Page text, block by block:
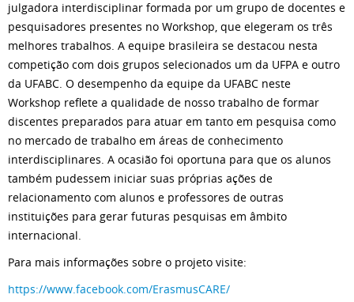
julgadora interdisciplinar formada por um grupo de docentes e
pesquisadores presentes no Workshop, que elegeram os três
melhores trabalhos. A equipe brasileira se destacou nesta
competição com dois grupos selecionados um da UFPA e outro
da UFABC. O desempenho da equipe da UFABC neste
Workshop reflete a qualidade de nosso trabalho de formar
discentes preparados para atuar em tanto em pesquisa como
no mercado de trabalho em áreas de conhecimento
interdisciplinares. A ocasião foi oportuna para que os alunos
também pudessem iniciar suas próprias ações de
relacionamento com alunos e professores de outras
instituições para gerar futuras pesquisas em âmbito
internacional.
Para mais informações sobre o projeto visite:
https://www.facebook.com/ErasmusCARE/